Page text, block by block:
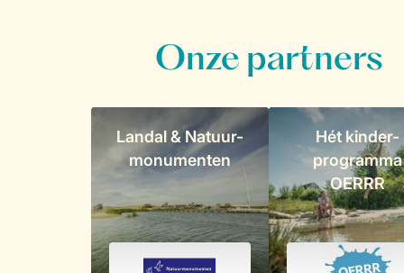
Onze partners
Landal & Natuur-
monumenten
Hét kinder-
programma
OERRR